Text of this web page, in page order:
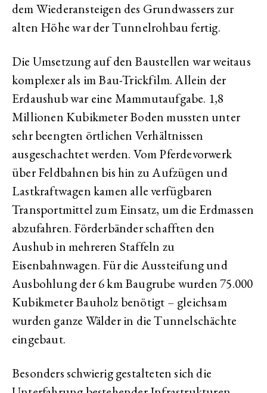
dem Wiederansteigen des Grundwassers zur
alten Höhe war der Tunnelrohbau fertig.
Die Umsetzung auf den Baustellen war weitaus
komplexer als im Bau-Trickfilm. Allein der
Erdaushub war eine Mammutaufgabe. 1,8
Millionen Kubikmeter Boden mussten unter
sehr beengten örtlichen Verhältnissen
ausgeschachtet werden. Vom Pferdevorwerk
über Feldbahnen bis hin zu Aufzügen und
Lastkraftwagen kamen alle verfügbaren
Transportmittel zum Einsatz, um die Erdmassen
abzufahren. Förderbänder schafften den
Aushub in mehreren Staffeln zu
Eisenbahnwagen. Für die Aussteifung und
Ausbohlung der 6 km Baugrube wurden 75.000
Kubikmeter Bauholz benötigt – gleichsam
wurden ganze Wälder in die Tunnelschächte
eingebaut.
Besonders schwierig gestalteten sich die